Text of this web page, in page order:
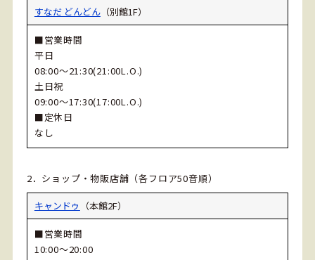
すなだ どんどん（別館1F）
■営業時間
平日
08:00～21:30(21:00L.O.)
土日祝
09:00～17:30(17:00L.O.)
■定休日
なし
2．ショップ・物販店舗（各フロア50音順）
キャンドゥ （本館2F）
■営業時間
10:00～20:00